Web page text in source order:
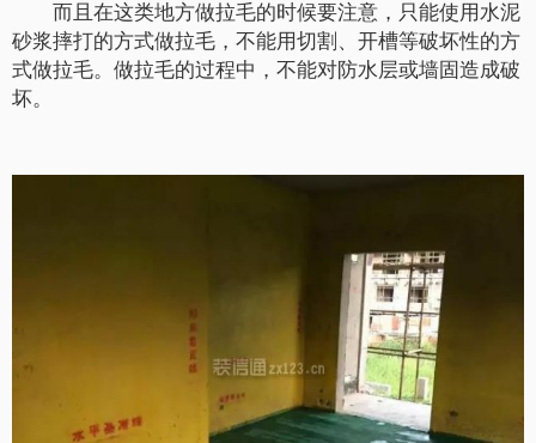
而且在这类地方做拉毛的时候要注意，只能使用水泥
砂浆摔打的方式做拉毛，不能用切割、开槽等破坏性的方
式做拉毛。做拉毛的过程中，不能对防水层或墙固造成破
坏。